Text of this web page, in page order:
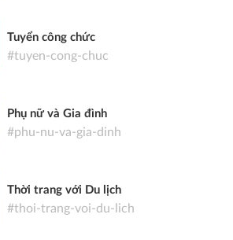
Tuyển công chức
#tuyen-cong-chuc
Phụ nữ và Gia đình
#phu-nu-va-gia-dinh
Thời trang với Du lịch
#thoi-trang-voi-du-lich